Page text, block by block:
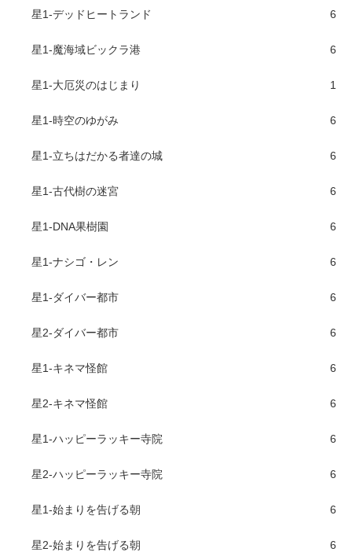
星1-デッドヒートランド 6
星1-魔海域ビックラ港 6
星1-大厄災のはじまり 1
星1-時空のゆがみ 6
星1-立ちはだかる者達の城 6
星1-古代樹の迷宮 6
星1-DNA果樹園 6
星1-ナシゴ・レン 6
星1-ダイバー都市 6
星2-ダイバー都市 6
星1-キネマ怪館 6
星2-キネマ怪館 6
星1-ハッピーラッキー寺院 6
星2-ハッピーラッキー寺院 6
星1-始まりを告げる朝 6
星2-始まりを告げる朝 6